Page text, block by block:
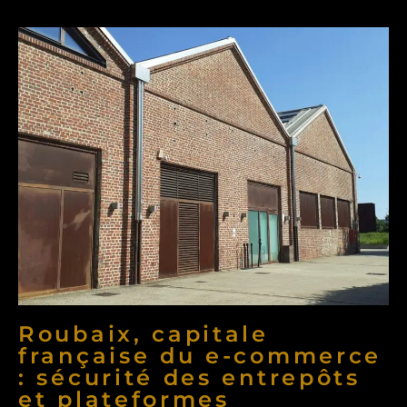
Roubaix, capitale
française du e-commerce
: sécurité des entrepôts
et plateformes